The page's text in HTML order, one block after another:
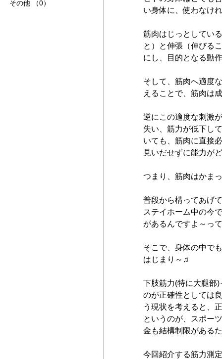
その他
（0）
い身体に、使わなけ
筋肉はじっとしてい
と）と伸張（伸びる
にし、目的となる動
そして、筋肉へ適度
えることで、筋肉は
逆にこの適度な刺激
失い、筋力が低下し
いても、筋肉に直接
見いだせずに能力が
つまり、筋肉はかま
普段から構ってあげ
ステイホーム中の今
があるんですよ～っ
そこで、身体の中で
はじまり～♫
下肢筋力(特に大腿部
のが正確性としては
う現状を考えると、
というのが、スポー
金も結構制限がある
今回紹介する筋力測